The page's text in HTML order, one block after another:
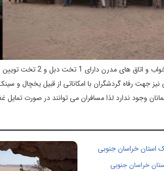
نیز جهت رفاه گردشگران با امکاناتی از قبیل یخچال و
وجود ندارد لذا مسافران می توانند در صورت
خراسان جنوبی